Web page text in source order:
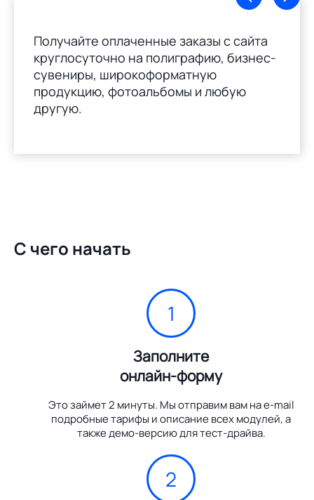
Получайте оплаченные заказы с сайта
круглосуточно на полиграфию, бизнес-
сувениры, широкоформатную
продукцию, фотоальбомы и любую
другую.
С чего начать
1
Заполните
онлайн-форму
Это займет 2 минуты. Мы отправим вам на e-mail
подробные тарифы и описание всех модулей, а
также демо-версию для тест-драйва.
2